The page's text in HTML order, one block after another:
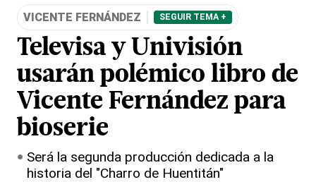
VICENTE FERNÁNDEZ SEGUIR TEMA +
Televisa y Univisión
usarán polémico libro de
Vicente Fernández para
bioserie
Será la segunda producción dedicada a la
historia del "Charro de Huentitán"